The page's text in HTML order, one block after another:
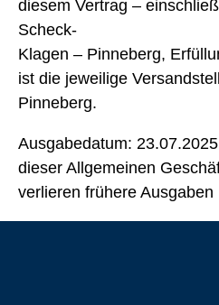
diesem Vertrag –
Scheck-
Klagen – Pinneberg,
ist die jeweilige
Pinneberg.
Ausgabedatum:
dieser Allgemeinen
verlieren frühere Ausgaben